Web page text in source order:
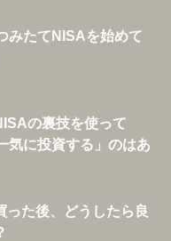
みたてNISAを始めて
の裏技を使って
気に投資する」のはあ
った後、どうしたら良